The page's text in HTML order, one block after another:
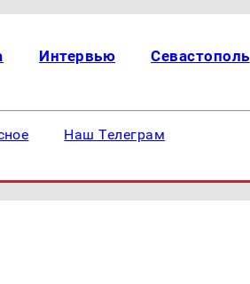
Интервью Севастополь
Наш Телеграм